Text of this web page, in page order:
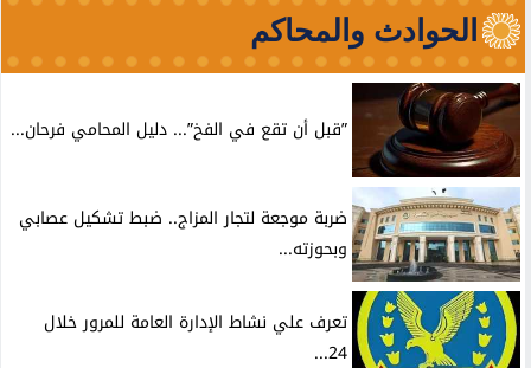
الحوادث والمحاكم
”قبل أن تقع في الفخ”... دليل المحامي فرحان...
ضربة موجعة لتجار المزاج.. ضبط تشكيل عصابي
وبحوزته...
تعرف علي نشاط الإدارة العامة للمرور خلال
24...